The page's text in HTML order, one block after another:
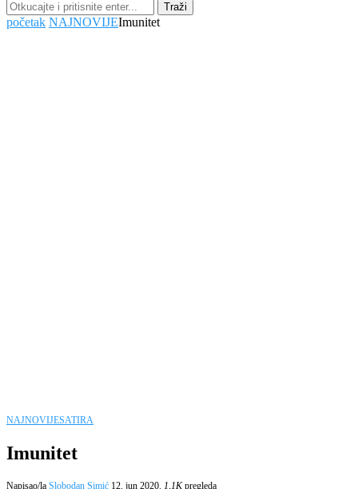
Traži
početak NAJNOVIJEImunitet
NAJNOVIJESATIRA
Imunitet
Napisao/la Slobodan Simić 12. jun 2020. 1,1Kpregleda